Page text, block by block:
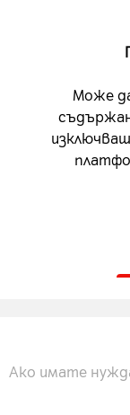
Може
Ако имате